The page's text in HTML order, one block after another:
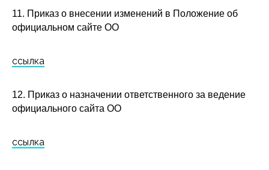
11. Приказ о внесении изменений в Положение об
официальном сайте ОО
ссылка
12. Приказ о назначении ответственного за ведение
официального сайта ОО
ссылка